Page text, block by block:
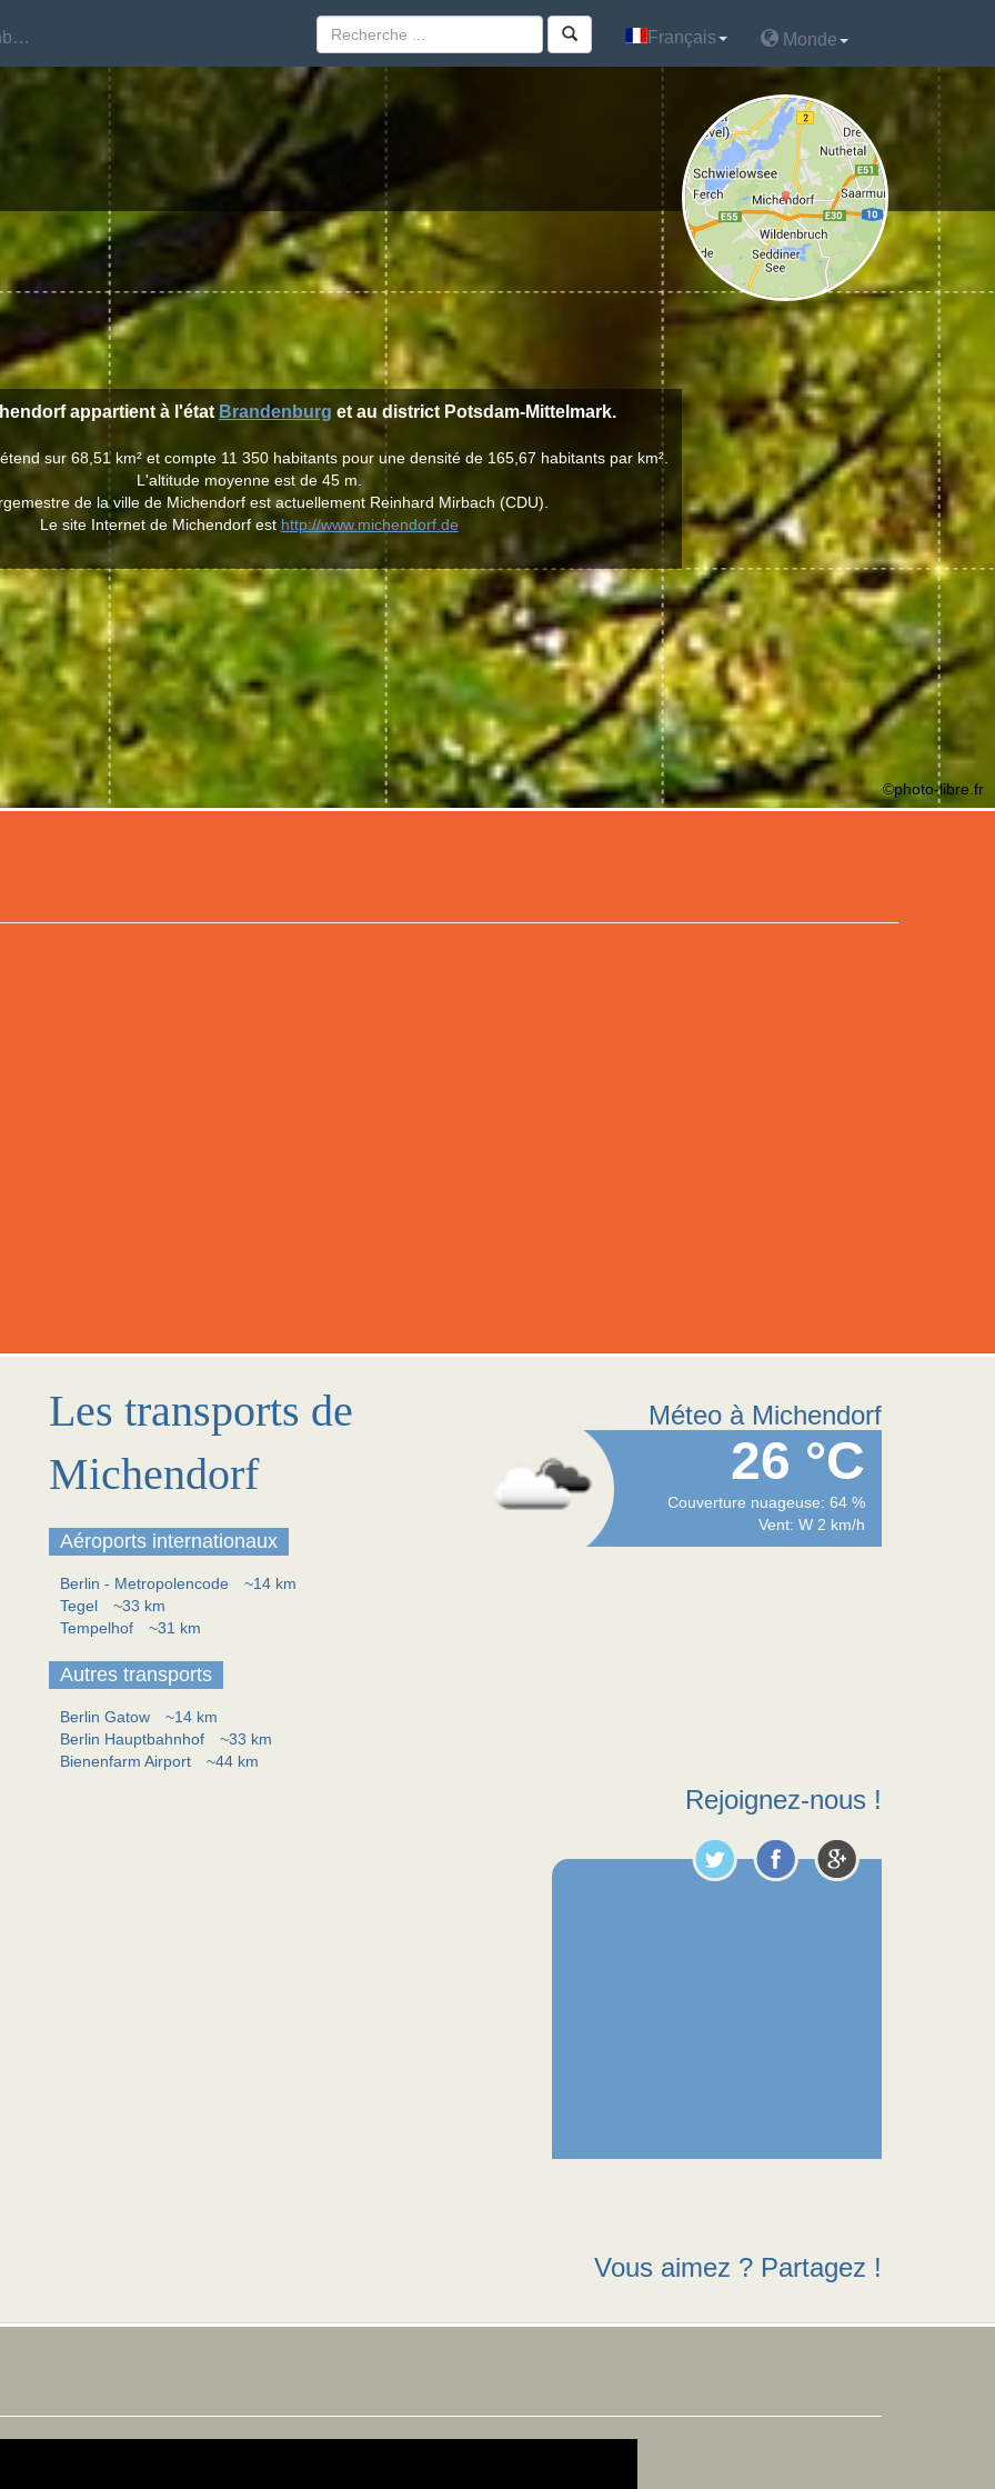
Brandenburg Français Monde
appartient à l'état Brandenburg et au district Potsdam-Mittelmark.
sur 68,51 km² et compte 11 350 habitants pour une densité de 165,67 habitants par km².
L'altitude moyenne est de 45 m.
de la ville de Michendorf est actuellement Reinhard Mirbach (CDU).
Le site Internet de Michendorf est http://www.michendorf.de
©photo-libre.fr
Les transports de
Michendorf
Aéroports internationaux
Berlin - Metropolencode
~14 km
Tegel
~33 km
Tempelhof
~31 km
Autres transports
Berlin Gatow
~14 km
Berlin Hauptbahnhof
~33 km
Bienenfarm Airport
~44 km
Méteo à Michendorf
26 °C
Couverture nuageuse: 64 %
Vent: W 2 km/h
Rejoignez-nous !
Vous aimez ? Partagez !
Brandenburg Français Monde